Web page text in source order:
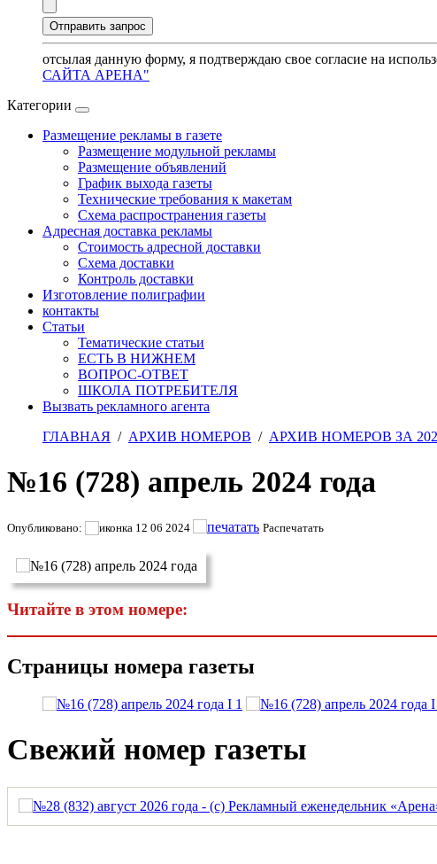
отсылая данную форму, я подтверждаю свое согласие на
САЙТА АРЕНА"
Категории
Размещение рекламы в газете
Размещение модульной рекламы
Размещение объявлений
График выхода газеты
Технические требования к макетам
Схема распространения газеты
Адресная доставка рекламы
Стоимость адресной доставки
Схема доставки
Контроль доставки
Изготовление полиграфии
контакты
Статьи
Тематические статьи
ЕСТЬ В НИЖНЕМ
ВОПРОС-ОТВЕТ
ШКОЛА ПОТРЕБИТЕЛЯ
Вызвать рекламного агента
ГЛАВНАЯ / АРХИВ НОМЕРОВ / АРХИВ НОМЕРОВ ЗА
№16 (728) апрель 2024 года
Опубликовано: 12 06 2024 Распечатать
Читайте в этом номере:
Страницы номера газеты
Свежий номер газеты